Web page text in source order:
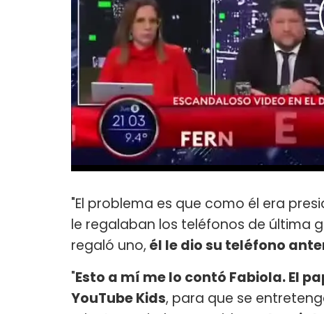
"El problema es que como él era
le regalaban los teléfonos de última
regaló uno, él le dio su teléfono
"Esto a mí me lo contó Fabiola. El
YouTube Kids, para que se